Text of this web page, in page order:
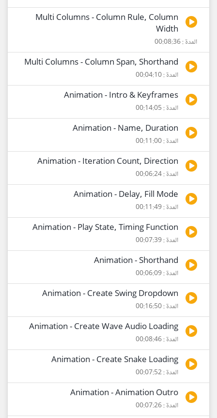
Multi Columns - Column Rule, Column
Width
المدة : 00:08:36
Multi Columns - Column Span, Shorthand
المدة : 00:04:10
Animation - Intro & Keyframes
المدة : 00:14:05
Animation - Name, Duration
المدة : 00:11:00
Animation - Iteration Count, Direction
المدة : 00:06:24
Animation - Delay, Fill Mode
المدة : 00:11:49
Animation - Play State, Timing Function
المدة : 00:07:39
Animation - Shorthand
المدة : 00:06:09
Animation - Create Swing Dropdown
المدة : 00:16:50
Animation - Create Wave Audio Loading
المدة : 00:08:46
Animation - Create Snake Loading
المدة : 00:07:52
Animation - Animation Outro
المدة : 00:07:26